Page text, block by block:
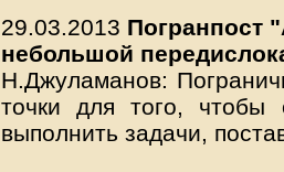
29.03.2013 Погранпост
небольшой
Н.Джуламанов:
точки для того, чтобы
выполнить задачи,